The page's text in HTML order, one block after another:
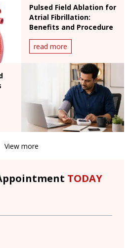
Pulsed Field Ablation for
Atrial Fibrillation:
Benefits and Procedure
read more
View more
TODAY